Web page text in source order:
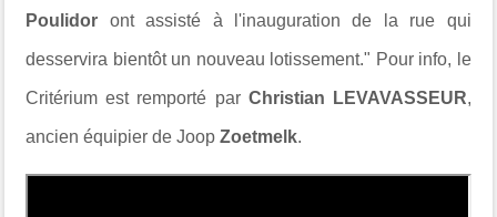
Poulidor ont assisté à l'inauguration de la rue qui
desservira bientôt un nouveau lotissement." Pour info, le
Critérium est remporté par Christian LEVAVASSEUR,
ancien équipier de JoopZoetmelk.